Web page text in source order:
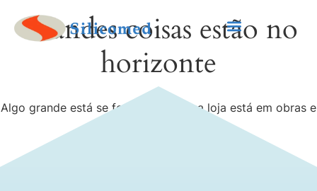
Grandes coisas estão no
horizonte
Algo grande está se formando! Nossa loja está em obras e